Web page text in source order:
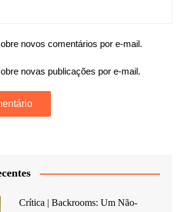
novos comentários por e-mail.
novas publicações por e-mail.
Crítica | Backrooms: Um Não-